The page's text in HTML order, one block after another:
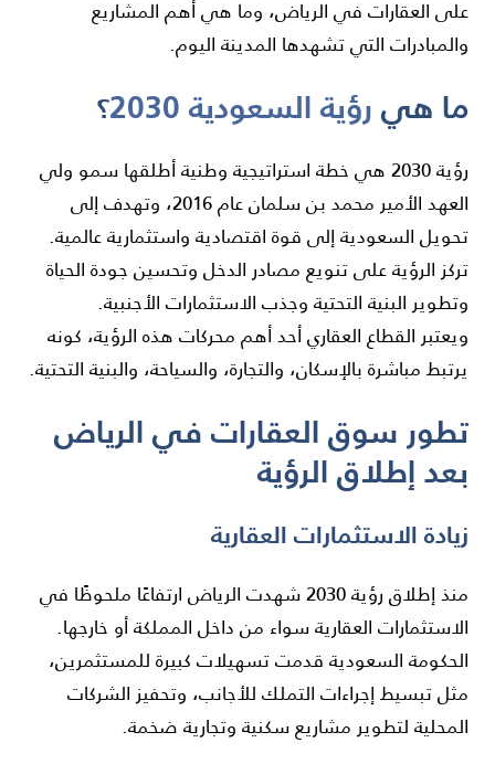
على العقارات في الرياض، وما هي أهم المشاريع
والمبادرات التي تشهدها المدينة اليوم.
ما هيرؤية السعودية 2030 ؟
رؤية 2030 هي خطة استراتيجية وطنية أطلقها سمو ولي
العهد الأمير محمد بن سلمان عام 2016، وتهدف إلى
تحويل السعودية إلى قوة اقتصادية واستثمارية عالمية.
تركز الرؤية على تنويع مصادر الدخل وتحسين جودة الحياة
وتطوير البنية التحتية وجذب الاستثمارات الأجنبية.
ويعتبر القطاع العقاري أحد أهم محركات هذه الرؤية، كونه
يرتبط مباشرة بالإسكان، والتجارة، والسياحة، والبنية التحتية.
تطور سوق العقارات في الرياض
بعد إطلاق الرؤية
زيادة الاستثمارات العقارية
منذ إطلاق رؤية 2030 شهدت الرياض ارتفاعًا ملحوظًا في
الاستثمارات العقارية سواء من داخل المملكة أو خارجها.
الحكومة السعودية قدمت تسهيلات كبيرة للمستثمرين،
مثل تبسيط إجراءات التملك للأجانب، وتحفيز الشركات
المحلية لتطوير مشاريع سكنية وتجارية ضخمة.